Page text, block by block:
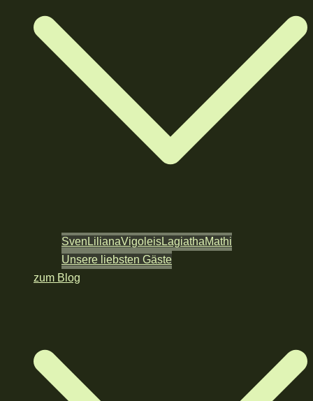
Sven LilianaVigoleisLagiathaMathi
Unsere liebsten Gäste
zum Blog